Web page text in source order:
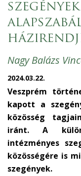
Nagy Balázs
2024.03.22.
Veszprém
kapott a
közösség
iránt. A
intézményes
közösségére is
szegények.